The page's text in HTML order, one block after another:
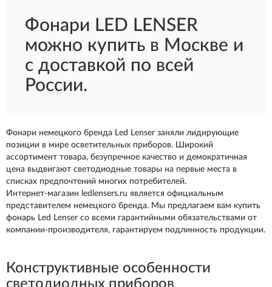
Фонари LED LENSER
можно купить в Москве и
с доставкой по всей
России.
Фонари немецкого бренда Led Lenser заняли лидирующие
позиции в мире осветительных приборов. Широкий
ассортимент товара, безупречное качество и демократичная
цена выдвигают светодиодные товары на первые места в
списках предпочтений многих потребителей.
Интернет-магазин ledlensers.ru является официальным
представителем немецкого бренда. Мы предлагаем вам купить
фонарь Led Lenser со всеми гарантийными обязательствами от
компании-производителя, гарантируем подлинность продукции.
Конструктивные особенности
светодиодных приборов